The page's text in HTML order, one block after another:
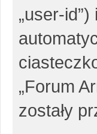
„user-
„Forum
zostały